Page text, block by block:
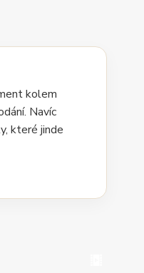
kolem
Navíc
které jinde